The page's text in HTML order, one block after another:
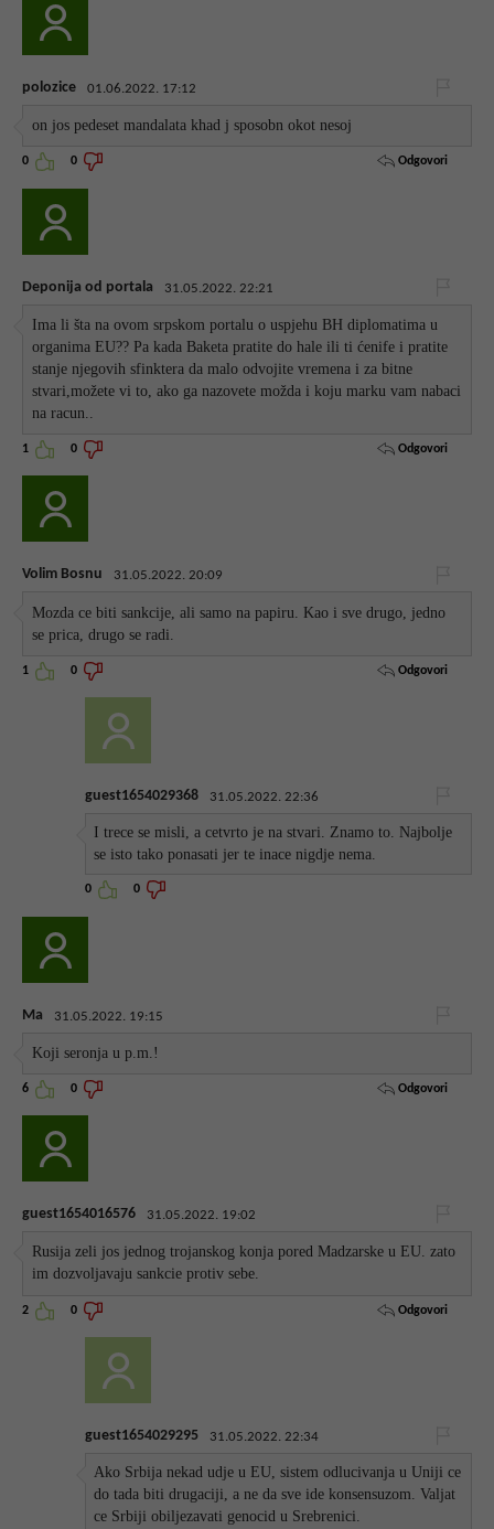
polozice 01.06.2022. 17:12
on jos pedeset mandalata khad j sposobn okot nesoj
0 0 Odgovori
Deponija od portala 31.05.2022. 22:21
Ima li šta na ovom srpskom portalu o uspjehu BH diplomatima u
organima EU?? Pa kada Baketa pratite do hale ili ti ćenife i pratite
stanje njegovih sfinktera da malo odvojite vremena i za bitne
stvari,možete vi to, ako ga nazovete možda i koju marku vam nabaci
na racun..
1 0 Odgovori
Volim Bosnu 31.05.2022. 20:09
Mozda ce biti sankcije, ali samo na papiru. Kao i sve drugo, jedno
se prica, drugo se radi.
1 0 Odgovori
guest1654029368 31.05.2022. 22:36
I trece se misli, a cetvrto je na stvari. Znamo to. Najbolje
se isto tako ponasati jer te inace nigdje nema.
0 0
Ma 31.05.2022. 19:15
Koji seronja u p.m.!
6 0 Odgovori
guest1654016576 31.05.2022. 19:02
Rusija zeli jos jednog trojanskog konja pored Madzarske u EU. zato
im dozvoljavaju sankcie protiv sebe.
2 0 Odgovori
guest1654029295 31.05.2022. 22:34
Ako Srbija nekad udje u EU, sistem odlucivanja u Uniji ce
do tada biti drugaciji, a ne da sve ide konsensuzom. Valjat
ce Srbiji obiljezavati genocid u Srebrenici.